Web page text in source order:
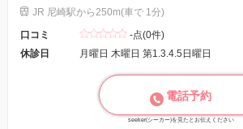
JR 尼崎駅から250m(車で 1分)
口コミ
-点(0件)
休診日
月曜日 木曜日 第1.3.4.5日曜日
電話予約
seeker(シーカー)を見たとお伝えください